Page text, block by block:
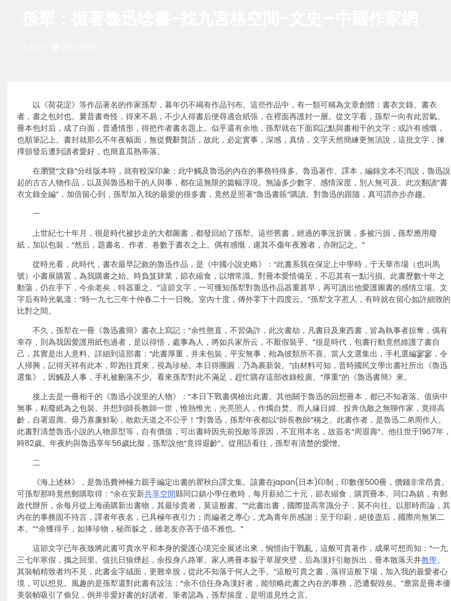
以《荷花淀》等作品著名的作家孫犁，暮年仍不竭有作品刊布。這些作品中，有一類可稱為文章創體：書衣文錄。書衣
者，書之包封也。曩昔書奇怪，得來不易，不少人得書后便尋適合紙張，在裡面再護封一層。從文字看，孫犁一向有此習氣。
冊本包封后，成了白面，普通情形，得把作者書名題上。似乎還有余地，孫犁就在下面寫記點與書相干的文字；或許有感慨，
也順筆記上。書封就那么不年夜幅面，無從費辭贅語，故此，必定實事，深感，真情，文字天然簡練更無須說，這批文字，揀
擇頒發后遭到讀者愛好，也簡直瓜熟蒂落。
在瀏覽“文錄”分歧版本時，就有較深印象：此中觸及魯迅的內在的事務特殊多。魯迅著作、譯本，編錄文本不消說，魯迅說
起的古古人物作品，以及與魯迅相干的人與事，都在這無限的篇幅浮現。無論多少數字、感情深度，別人無可及。此次翻讀“書
衣文錄全編”，加倍留心到，孫犁加入我的最愛的很多書，竟然是照著“魯迅書賬”購讀。對魯迅的跟隨，真可謂亦步亦趨。
一
上世紀七十年月，很是時代被抄走的大都圖書，都發回給了孫犁。這些舊書，經過的事況折騰，多被污損，孫犁應用廢
紙，加以包裝，“然后，題書名、作者、卷數于書衣之上。偶有感慨，慮其不傷年夜雅者，亦附記之。”
從時光看，此時代，書衣最早記敘的魯迅作品，是《中國小說史略》：“此書系我在保定上中學時，于天華市場（也叫馬
號）小書展購置，為我購書之始。時負笈肄業，節衣縮食，以增常識。對冊本愛惜備至，不忍其有一點污損。此書歷數十年之
動蕩，仍在手下，今余老矣，特器重之。”這節文字，一可獲知孫犁對魯迅作品器重甚早，再可讀出他愛護圖書的感情立場。文
字后有時光氣溫：“時一九七三年十仲春二十一日晚。室內十度，傳外零下十四度云。”孫犁文字惹人，有時就在留心如許細致的
比對之間。
不久，孫犁在一冊《魯迅書簡》書衣上寫記：“余性憨直，不習偽詐，此次書劫，凡書目及東西書，皆為執事者掠奪，偶有
幸存，則為我因愛護用紙包過者，是以得悟，處事為人，將如兵家所云，不厭假裝乎。”很是時代，包書行動竟然維護了書自
己，其實是出人意料。詳細到這部書：“此書厚重，并未包裝，平安無事，殆為彼類所不喜。當人文選集出，手札選編寥寥，令
人掃興，記得天祥有此本，即跑往買來，視為珍秘。本日得團圓，乃為裹新裝。”由材料可知，昔時國民文學出書社所出《魯迅
選集》，因觸及人事，手札被刪落不少。看來孫犁對此不滿足，趕忙購存這部收錄較廣、“厚重”的《魯迅書簡》來。
接上去是一冊相干的《魯迅小說里的人物》：“本日下戰書偶檢出此書。其他關于魯迅的回想冊本，都已不知著落。值病中
無事，粘廢紙為之包裝。并想到師長教師一世，惟熱惟光，光亮照人，作燭自焚。而人緣日婦、投奔仇敵之無聊作家，竟得高
齡，自署遐壽。毋乃寡廉鮮恥，敢欺天道之不公乎！”對魯迅，孫犁年夜都以“師長教師”稱之。此書作者，是魯迅二弟周作人。
此書對清楚魯迅小說的人物原型等，自有價值，可出書時因先前投敵等原因，不宜用本名，故簽名“周遐壽”。他往世于1967年，
時82歲。年夜約與魯迅享年56歲比擬，孫犁說他“竟得遐齡”。從用語看往，孫犁有清楚的愛憎。
二
《海上述林》，是魯迅費神極力親手編定出書的瞿秋白譯文集。該書在japan(日本)印制，印數僅500冊，價錢非常昂貴。
可孫犁那時竟然郵購取得：“余在安新共享空間縣同口鎮小學任教時，每月薪給二十元，節衣縮食，購買冊本。同口為鎮，有郵
政代辦所，余每月從上海函購新出書物，其最珍貴者，莫這般書。”“此書出書，國際提高常識分子，莫不向往。以那時而論，其
內在的事務固不待言，譯者年夜名，已具極年夜引力；而編者之專心，尤為青年所感謝；至于印刷，絕後盡后，國際尚無第二
本。”“余獲得手，如捧珍物，秘而躲之，雖老友亦吝于借不雅也。”
這節文字已年夜致將此書可貴水平和本身的愛護心境完全展述出來，惋惜由于戰亂，這般可貴著作，成果可想而知：“一九
三七年寒假，攜之回里。值抗日狼煙起，余投身八路軍。家人將冊本躲于草屋夾壁，后為漢奸引敵拆出，冊本散落天井教學。
其裝幀精致者均不見，此書金字絨面，更難幸脫，從此不知落于何人之手。”這般可貴之書，落得這般下場，加入我的最愛者心
境，可以想見。風趣的是孫犁還對此書有設法：“余不信任身為漢奸者，能領略此書之內在的事務，恐遭裂毀矣。”應當是冊本優
美裝幀吸引了偷兒，倒并非愛好書的好讀者。筆者認為，孫犁揣度，是明道見性之言。